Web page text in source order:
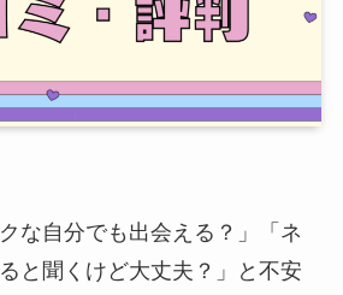
な自分でも出会える？」「ネ
と聞くけど大丈夫？」と不安